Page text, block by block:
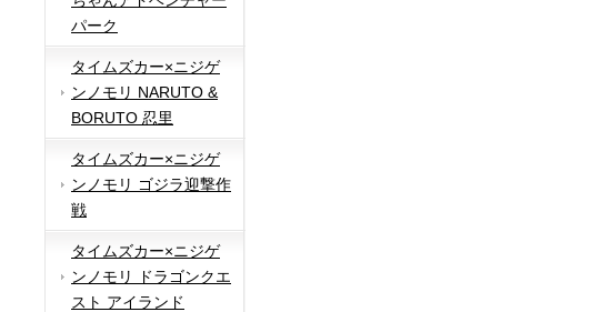
パーク
タイムズカー×ニジゲ
ンノモリ NARUTO &
BORUTO 忍里
タイムズカー×ニジゲ
ンノモリ ゴジラ迎撃作
戦
タイムズカー×ニジゲ
ンノモリ ドラゴンクエ
スト アイランド